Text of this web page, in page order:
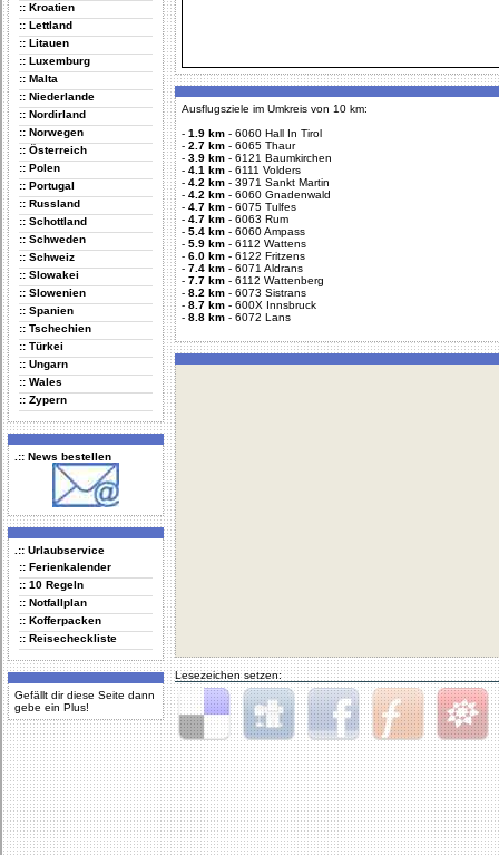
:: Kroatien
:: Lettland
:: Litauen
:: Luxemburg
:: Malta
:: Niederlande
:: Nordirland
:: Norwegen
:: Österreich
:: Polen
:: Portugal
:: Russland
:: Schottland
:: Schweden
:: Schweiz
:: Slowakei
:: Slowenien
:: Spanien
:: Tschechien
:: Türkei
:: Ungarn
:: Wales
:: Zypern
.:: News bestellen
.:: Urlaubservice
:: Ferienkalender
:: 10 Regeln
:: Notfallplan
:: Kofferpacken
:: Reisecheckliste
Gefällt dir diese Seite dann
gebe ein Plus!
Ausflugsziele im Umkreis von 10 km:
- 1.9 km - 6060 Hall In Tirol
- 2.7 km - 6065 Thaur
- 3.9 km - 6121 Baumkirchen
- 4.1 km - 6111 Volders
- 4.2 km - 3971 Sankt Martin
- 4.2 km - 6060 Gnadenwald
- 4.7 km - 6075 Tulfes
- 4.7 km - 6063 Rum
- 5.4 km - 6060 Ampass
- 5.9 km - 6112 Wattens
- 6.0 km - 6122 Fritzens
- 7.4 km - 6071 Aldrans
- 7.7 km - 6112 Wattenberg
- 8.2 km - 6073 Sistrans
- 8.7 km - 600X Innsbruck
- 8.8 km - 6072 Lans
Lesezeichen setzen:
Delicious Digg Facebook Furl StudiVZ